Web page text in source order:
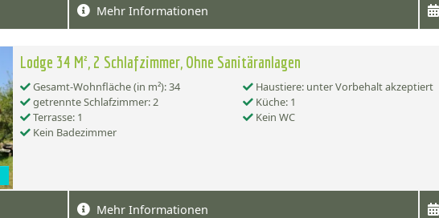
Mehr Informationen
Lodge 34 M², 2 Schlafzimmer, Ohne Sanitäranlagen
Gesamt-Wohnfläche (in m²): 34
Haustiere: unter Vorbehalt akzeptiert
getrennte Schlafzimmer: 2
Küche: 1
Terrasse: 1
Kein WC
Kein Badezimmer
Mehr Informationen